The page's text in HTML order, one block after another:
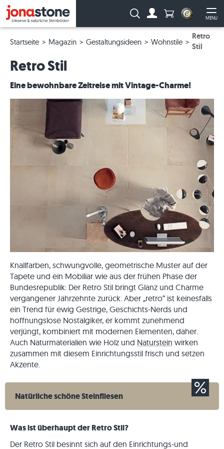
MENU
Suche: Anzahl
Startseite Magazin Gestaltungsideen Wohnstile
Retro
Stil
Retro Stil
Eine bewohnbare Zeitreise mit Vintage-Charme!
Knallfarben, schwungvolle, geometrische Muster auf der
Tapete und ein Mobiliar wie aus der frühen Phase der
Bundesrepublik: Der Retro Stil bringt Glanz und Charme
vergangener Jahrzehnte zurück. Aber „retro“ ist keinesfalls
ein Trend für ewig Gestrige, Geschichts-Nerds und
hoffnungslose Nostalgiker, er kommt zunehmend
verjüngt, kombiniert mit modernen Elementen, daher.
Auch Naturmaterialien wie Holz und Naturstein wirken
zusammen mit diesem Einrichtungsstil frisch und setzen
Akzente.
Natürliche schöne Steinfliesen
Was ist überhaupt der Retro Stil?
Der Retro Stil besinnt sich auf den Einrichtungs-und